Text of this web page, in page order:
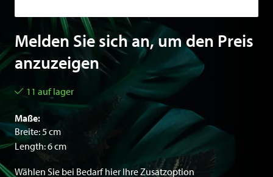
Melden Sie sich an, um den Preis
anzuzeigen
11 auf lager
Maße:
Breite: 5 cm
Length: 6 cm
Wählen Sie bei Bedarf hier Ihre Zusatzoption